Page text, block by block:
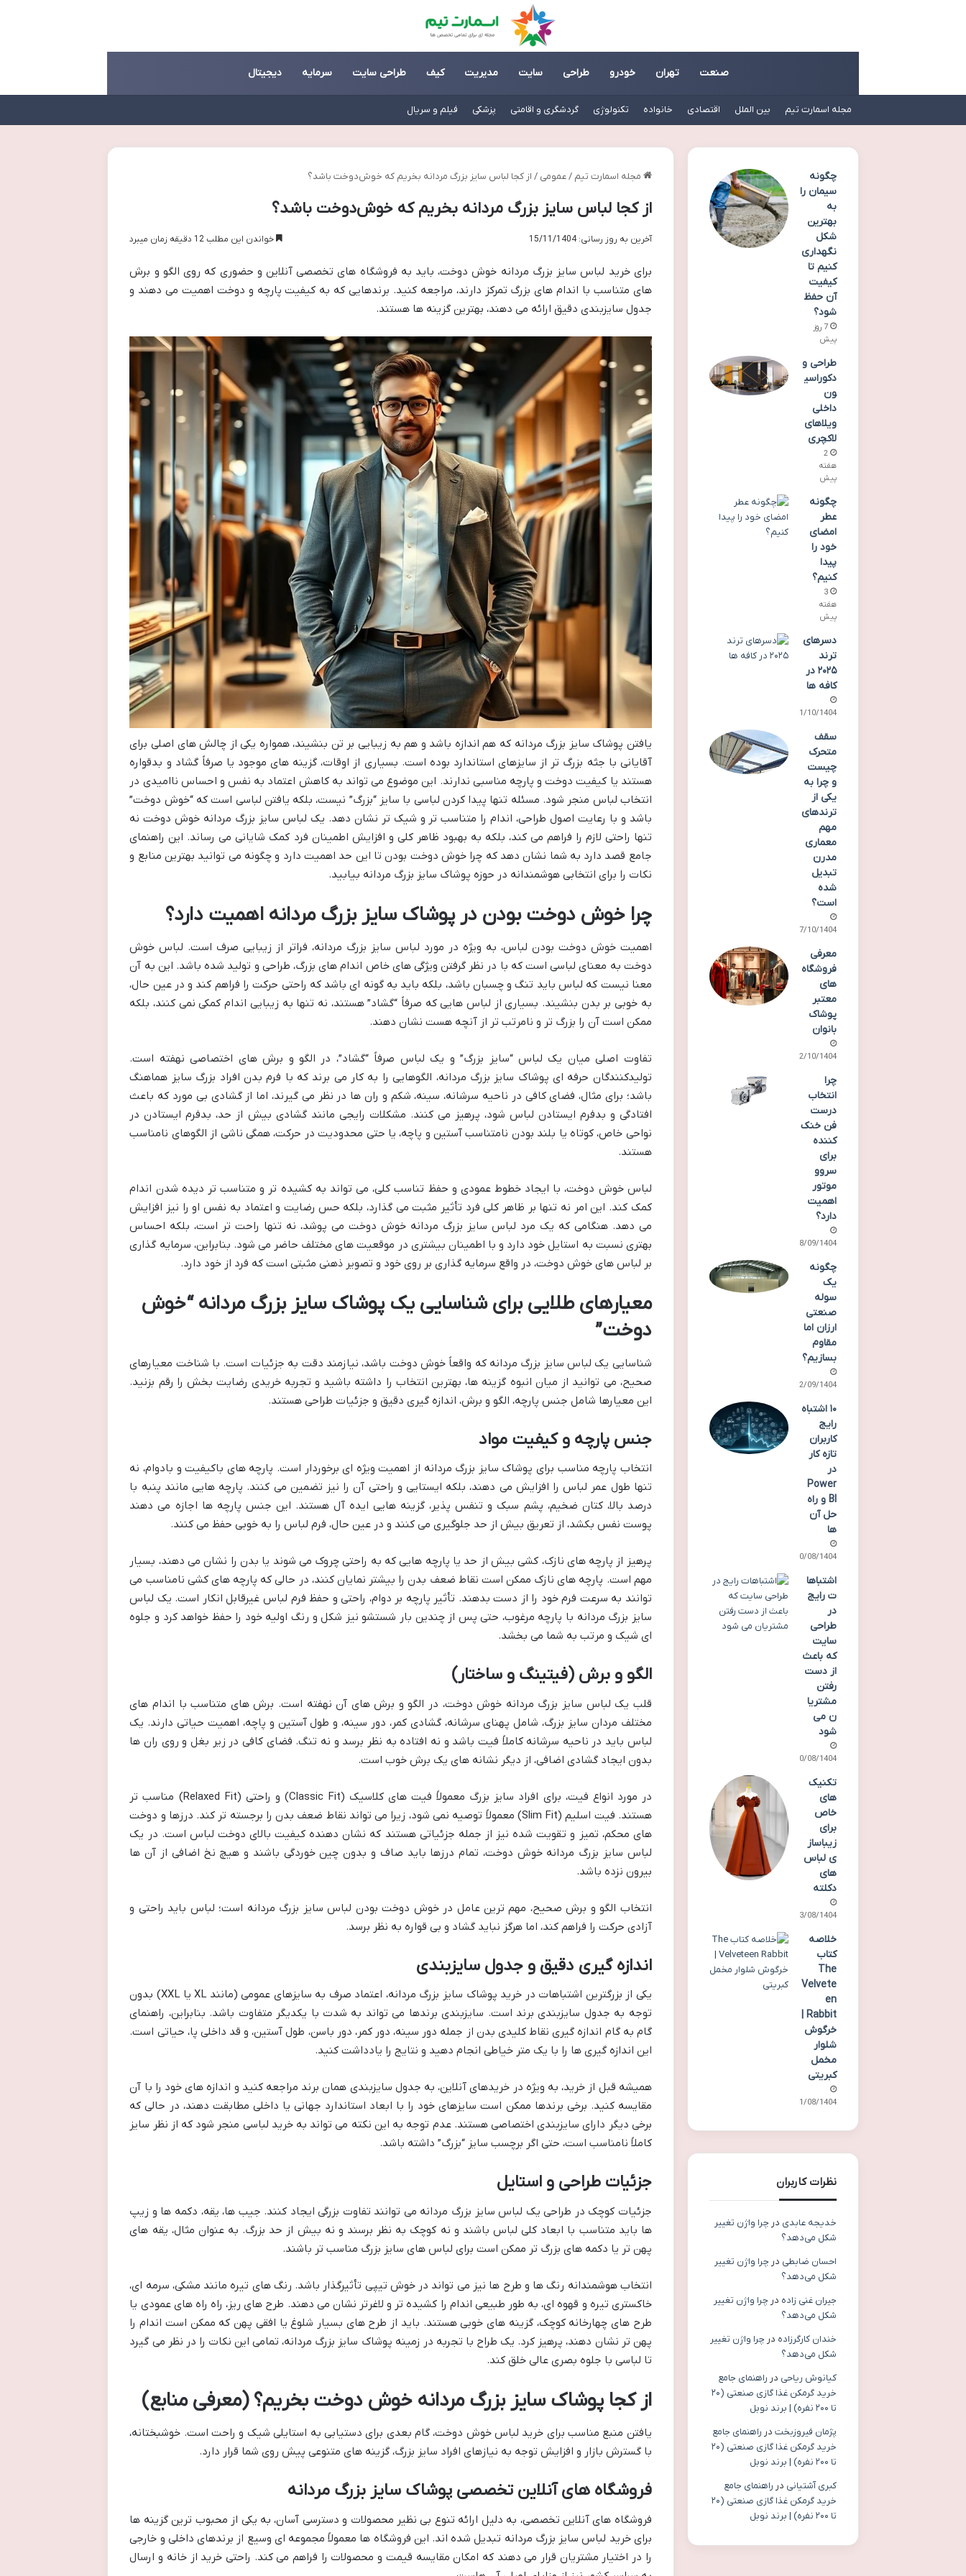
صنعت تهران خودرو طراحی سایت مدیریت کیف طراحی سایت سرمایه دیجیتال
مجله اسمارت تیم بین الملل اقتصادی خانواده تکنولوژی گردشگری و اقامتی پزشکی فیلم و سریال
مجله اسمارت تیم /عمومی / از کجا لباس سایز بزرگ مردانه بخریم که خوش‌دوخت باشد؟
از کجا لباس سایز بزرگ مردانه بخریم که خوش‌دوخت باشد؟
آخرین به روز رسانی: 15/11/1404 خواندن این مطلب 12 دقیقه زمان میبرد
برای خرید لباس سایز بزرگ مردانه خوش دوخت، باید به فروشگاه های تخصصی آنلاین و حضوری که روی الگو و برش
های متناسب با اندام های بزرگ تمرکز دارند، مراجعه کنید. برندهایی که به کیفیت پارچه و دوخت اهمیت می دهند و
جدول سایزبندی دقیق ارائه می دهند، بهترین گزینه ها هستند.
یافتن پوشاک سایز بزرگ مردانه که هم اندازه باشد و هم به زیبایی بر تن بنشیند، همواره یکی از چالش های اصلی برای
آقایانی با جثه بزرگ تر از سایزهای استاندارد بوده است. بسیاری از اوقات، گزینه های موجود یا صرفاً گشاد و بدقواره
هستند یا کیفیت دوخت و پارچه مناسبی ندارند. این موضوع می تواند به کاهش اعتماد به نفس و احساس ناامیدی در
انتخاب لباس منجر شود. مسئله تنها پیدا کردن لباسی با سایز “بزرگ” نیست، بلکه یافتن لباسی است که “خوش دوخت”
باشد و با رعایت اصول طراحی، اندام را متناسب تر و شیک تر نشان دهد. یک لباس سایز بزرگ مردانه خوش دوخت نه
تنها راحتی لازم را فراهم می کند، بلکه به بهبود ظاهر کلی و افزایش اطمینان فرد کمک شایانی می رساند. این راهنمای
جامع قصد دارد به شما نشان دهد که چرا خوش دوخت بودن تا این حد اهمیت دارد و چگونه می توانید بهترین منابع و
نکات را برای انتخابی هوشمندانه در حوزه پوشاک سایز بزرگ مردانه بیابید.
چرا خوش دوخت بودن در پوشاک سایز بزرگ مردانه اهمیت دارد؟
اهمیت خوش دوخت بودن لباس، به ویژه در مورد لباس سایز بزرگ مردانه، فراتر از زیبایی صرف است. لباس خوش
دوخت به معنای لباسی است که با در نظر گرفتن ویژگی های خاص اندام های بزرگ، طراحی و تولید شده باشد. این به آن
معنا نیست که لباس باید تنگ و چسبان باشد، بلکه باید به گونه ای باشد که راحتی حرکت را فراهم کند و در عین حال،
به خوبی بر بدن بنشیند. بسیاری از لباس هایی که صرفاً “گشاد” هستند، نه تنها به زیبایی اندام کمکی نمی کنند، بلکه
ممکن است آن را بزرگ تر و نامرتب تر از آنچه هست نشان دهند.
تفاوت اصلی میان یک لباس “سایز بزرگ” و یک لباس صرفاً “گشاد”، در الگو و برش های اختصاصی نهفته است.
تولیدکنندگان حرفه ای پوشاک سایز بزرگ مردانه، الگوهایی را به کار می برند که با فرم بدن افراد بزرگ سایز هماهنگ
باشد؛ برای مثال، فضای کافی در ناحیه سرشانه، سینه، شکم و ران ها در نظر می گیرند، اما از گشادی بی مورد که باعث
افتادگی و بدفرم ایستادن لباس شود، پرهیز می کنند. مشکلات رایجی مانند گشادی بیش از حد، بدفرم ایستادن در
نواحی خاص، کوتاه یا بلند بودن نامتناسب آستین و پاچه، یا حتی محدودیت در حرکت، همگی ناشی از الگوهای نامناسب
هستند.
لباس خوش دوخت، با ایجاد خطوط عمودی و حفظ تناسب کلی، می تواند به کشیده تر و متناسب تر دیده شدن اندام
کمک کند. این امر نه تنها بر ظاهر کلی فرد تأثیر مثبت می گذارد، بلکه حس رضایت و اعتماد به نفس او را نیز افزایش
می دهد. هنگامی که یک مرد لباس سایز بزرگ مردانه خوش دوخت می پوشد، نه تنها راحت تر است، بلکه احساس
بهتری نسبت به استایل خود دارد و با اطمینان بیشتری در موقعیت های مختلف حاضر می شود. بنابراین، سرمایه گذاری
بر لباس های خوش دوخت، در واقع سرمایه گذاری بر روی خود و تصویر ذهنی مثبتی است که فرد از خود دارد.
معیارهای طلایی برای شناسایی یک پوشاک سایز بزرگ مردانه “خوش
دوخت”
شناسایی یک لباس سایز بزرگ مردانه که واقعاً خوش دوخت باشد، نیازمند دقت به جزئیات است. با شناخت معیارهای
صحیح، می توانید از میان انبوه گزینه ها، بهترین انتخاب را داشته باشید و تجربه خریدی رضایت بخش را رقم بزنید.
این معیارها شامل جنس پارچه، الگو و برش، اندازه گیری دقیق و جزئیات طراحی هستند.
جنس پارچه و کیفیت مواد
انتخاب پارچه مناسب برای پوشاک سایز بزرگ مردانه از اهمیت ویژه ای برخوردار است. پارچه های باکیفیت و بادوام، نه
تنها طول عمر لباس را افزایش می دهند، بلکه ایستایی و راحتی آن را نیز تضمین می کنند. پارچه هایی مانند پنبه با
درصد بالا، کتان ضخیم، پشم سبک و تنفس پذیر، گزینه هایی ایده آل هستند. این جنس پارچه ها اجازه می دهند
پوست نفس بکشد، از تعریق بیش از حد جلوگیری می کنند و در عین حال، فرم لباس را به خوبی حفظ می کنند.
پرهیز از پارچه های نازک، کشی بیش از حد یا پارچه هایی که به راحتی چروک می شوند یا بدن را نشان می دهند، بسیار
مهم است. پارچه های نازک ممکن است نقاط ضعف بدن را بیشتر نمایان کنند، در حالی که پارچه های کشی نامناسب می
توانند به سرعت فرم خود را از دست بدهند. تأثیر پارچه بر دوام، راحتی و حفظ فرم لباس غیرقابل انکار است. یک لباس
سایز بزرگ مردانه با پارچه مرغوب، حتی پس از چندین بار شستشو نیز شکل و رنگ اولیه خود را حفظ خواهد کرد و جلوه
ای شیک و مرتب به شما می بخشد.
الگو و برش (فیتینگ و ساختار)
قلب یک لباس سایز بزرگ مردانه خوش دوخت، در الگو و برش های آن نهفته است. برش های متناسب با اندام های
مختلف مردان سایز بزرگ، شامل پهنای سرشانه، گشادی کمر، دور سینه، و طول آستین و پاچه، اهمیت حیاتی دارند. یک
لباس باید در ناحیه سرشانه کاملاً فیت باشد و نه افتاده به نظر برسد و نه تنگ. فضای کافی در زیر بغل و روی ران ها
بدون ایجاد گشادی اضافی، از دیگر نشانه های یک برش خوب است.
در مورد انواع فیت، برای افراد سایز بزرگ معمولاً فیت های کلاسیک (Classic Fit) و راحتی (Relaxed Fit) مناسب تر
هستند. فیت اسلیم (Slim Fit) معمولاً توصیه نمی شود، زیرا می تواند نقاط ضعف بدن را برجسته تر کند. درزها و دوخت
های محکم، تمیز و تقویت شده نیز از جمله جزئیاتی هستند که نشان دهنده کیفیت بالای دوخت لباس است. در یک
لباس سایز بزرگ مردانه خوش دوخت، تمام درزها باید صاف و بدون چین خوردگی باشند و هیچ نخ اضافی از آن ها
بیرون نزده باشد.
انتخاب الگو و برش صحیح، مهم ترین عامل در خوش دوخت بودن لباس سایز بزرگ مردانه است؛ لباس باید راحتی و
آزادی حرکت را فراهم کند، اما هرگز نباید گشاد و بی قواره به نظر برسد.
اندازه گیری دقیق و جدول سایزبندی
یکی از بزرگترین اشتباهات در خرید پوشاک سایز بزرگ مردانه، اعتماد صرف به سایزهای عمومی (مانند XL یا XXL) بدون
توجه به جدول سایزبندی برند است. سایزبندی برندها می تواند به شدت با یکدیگر متفاوت باشد. بنابراین، راهنمای
گام به گام اندازه گیری نقاط کلیدی بدن از جمله دور سینه، دور کمر، دور باسن، طول آستین، و قد داخلی پا، حیاتی است.
این اندازه گیری ها را با یک متر خیاطی انجام دهید و نتایج را یادداشت کنید.
همیشه قبل از خرید، به ویژه در خریدهای آنلاین، به جدول سایزبندی همان برند مراجعه کنید و اندازه های خود را با آن
مقایسه کنید. برخی برندها ممکن است سایزهای خود را با ابعاد استاندارد جهانی یا داخلی مطابقت دهند، در حالی که
برخی دیگر دارای سایزبندی اختصاصی هستند. عدم توجه به این نکته می تواند به خرید لباسی منجر شود که از نظر سایز
کاملاً نامناسب است، حتی اگر برچسب سایز “بزرگ” داشته باشد.
جزئیات طراحی و استایل
جزئیات کوچک در طراحی یک لباس سایز بزرگ مردانه می توانند تفاوت بزرگی ایجاد کنند. جیب ها، یقه، دکمه ها و زیپ
ها باید متناسب با ابعاد کلی لباس باشند و نه کوچک به نظر برسند و نه بیش از حد بزرگ. به عنوان مثال، یقه های
پهن تر یا دکمه های بزرگ تر ممکن است برای لباس های سایز بزرگ مناسب تر باشند.
انتخاب هوشمندانه رنگ ها و طرح ها نیز می تواند در خوش تیپی تأثیرگذار باشد. رنگ های تیره مانند مشکی، سرمه ای،
خاکستری تیره و قهوه ای، به طور طبیعی اندام را کشیده تر و لاغرتر نشان می دهند. طرح های ریز، راه راه های عمودی یا
طرح های چهارخانه کوچک، گزینه های خوبی هستند. باید از طرح های بسیار شلوغ یا افقی پهن که ممکن است اندام را
پهن تر نشان دهند، پرهیز کرد. یک طراح با تجربه در زمینه پوشاک سایز بزرگ مردانه، تمامی این نکات را در نظر می گیرد
تا لباسی با جلوه بصری عالی خلق کند.
از کجا پوشاک سایز بزرگ مردانه خوش دوخت بخریم؟ (معرفی منابع)
یافتن منبع مناسب برای خرید لباس خوش دوخت، گام بعدی برای دستیابی به استایلی شیک و راحت است. خوشبختانه،
با گسترش بازار و افزایش توجه به نیازهای افراد سایز بزرگ، گزینه های متنوعی پیش روی شما قرار دارد.
فروشگاه های آنلاین تخصصی پوشاک سایز بزرگ مردانه
فروشگاه های آنلاین تخصصی، به دلیل ارائه تنوع بی نظیر محصولات و دسترسی آسان، به یکی از محبوب ترین گزینه ها
برای خرید لباس سایز بزرگ مردانه تبدیل شده اند. این فروشگاه ها معمولاً مجموعه ای وسیع از برندهای داخلی و خارجی
را در اختیار مشتریان قرار می دهند که امکان مقایسه قیمت و محصولات را فراهم می کند. راحتی خرید از خانه و ارسال
چگونه
سیمان را
به
بهترین
شکل
نگهداری
کنیم تا
کیفیت
آن حفظ
شود؟
7 روز
پیش
طراحی و
دکوراسی
ون
داخلی
ویلاهای
لاکچری
2
هفته
پیش
چگونه
عطر
امضای
خود را
پیدا
کنیم؟
3
هفته
پیش
دسرهای
ترند
۲۰۲۵ در
کافه ها
21/10/1404
سقف
متحرک
چیست
و چرا به
یکی از
ترندهای
مهم
معماری
مدرن
تبدیل
شده
است؟
17/10/1404
معرفی
فروشگاه‌
های
معتبر
پوشاک
بانوان
12/10/1404
چرا
انتخاب
درست
فن خنک
کننده
برای
سروو
موتور
اهمیت
دارد؟
08/09/1404
چگونه
یک
سوله
صنعتی
ارزان اما
مقاوم
بسازیم؟
02/09/1404
۱۰ اشتباه
رایج
کاربران
تازه کار
در
Power
BI و راه
حل آن
ها
20/08/1404
اشتباها
ت رایج
در
طراحی
سایت
که باعث
از دست
رفتن
مشتریا
ن می
شود
20/08/1404
تکنیک
های
خاص
برای
زیباساز
ی لباس
های
دکلته
23/08/1404
خلاصه
کتاب
The
Velvete
en
Rabbit |
خرگوش
شلوار
مخمل
کبریتی
01/08/1404
نظرات کاربران
خدیجه عابدی در چرا واژن تغییر
شکل می‌دهد؟
احسان ضابطی در چرا واژن تغییر
شکل می‌دهد؟
جیران غنی زاده در چرا واژن تغییر
شکل می‌دهد؟
خندان کارگرزاده در چرا واژن تغییر
شکل می‌دهد؟
کیانوش ریاحی در راهنمای جامع
خرید گرمکن غذا گازی صنعتی (۲۰
تا ۲۰۰ نفره) | برند نوبل
پژمان فیروزبخت در راهنمای جامع
خرید گرمکن غذا گازی صنعتی (۲۰
تا ۲۰۰ نفره) | برند نوبل
کبری آشتیانی در راهنمای جامع
خرید گرمکن غذا گازی صنعتی (۲۰
تا ۲۰۰ نفره) | برند نوبل